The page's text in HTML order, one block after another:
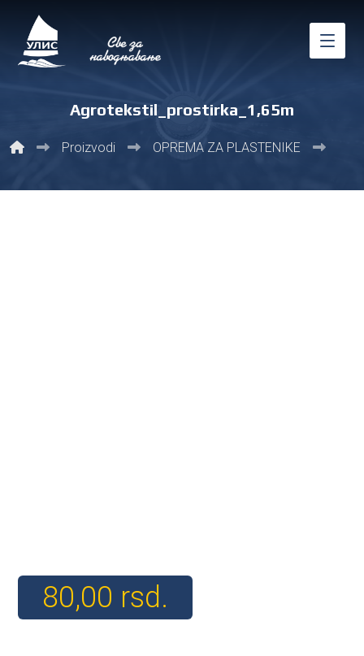
Agrotekstil_prostirka_1,65m
Proizvodi ОPREMA ZA PLASTENIKE
80,00 rsd.